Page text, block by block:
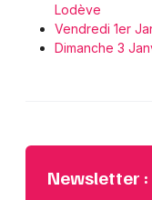
Lodève
Vendredi 1er
Dimanche 3
Newsletter :